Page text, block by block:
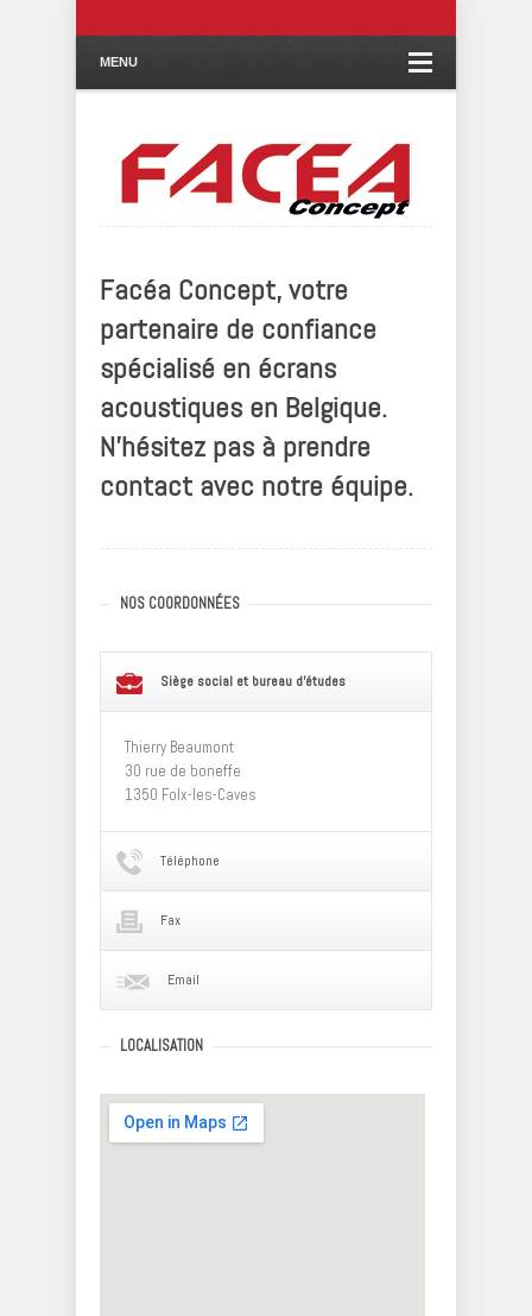
MENU
Facéa Concept, votre
partenaire de confiance
spécialisé en écrans
acoustiques en Belgique.
N’hésitez pas à prendre
contact avec notre équipe.
NOS COORDONNÉES
Siège social et bureau d'études
Thierry Beaumont
30 rue de boneffe
1350 Folx-les-Caves
Téléphone
Fax
Email
LOCALISATION